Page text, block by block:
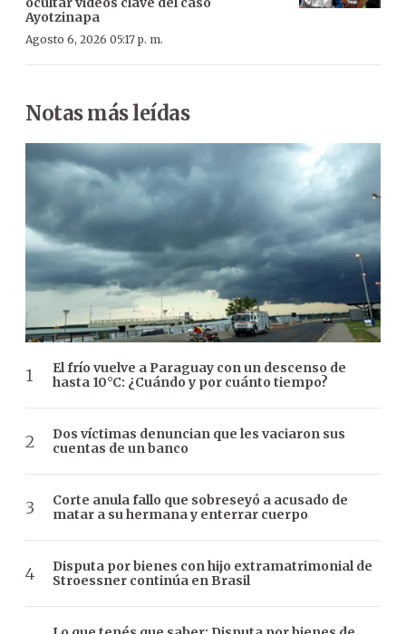
Ayotzinapa
Agosto 6, 2026 05:17 p. m.
Notas más leídas
El frío vuelve a Paraguay con un descenso de
hasta 10°C: ¿Cuándo y por cuánto tiempo?
Dos víctimas denuncian que les vaciaron sus
cuentas de un banco
Corte anula fallo que sobreseyó a acusado de
matar a su hermana y enterrar cuerpo
Disputa por bienes con hijo extramatrimonial de
Stroessner continúa en Brasil